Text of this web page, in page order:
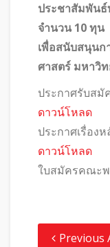
ประชาสัมพัน
จำนวน 10 ทุน
เพื่อสนับสนุนก
ศาสตร์ มหาวิ
ประกาศรับสมั
ดาวน์โหลด
ประกาศเรื่อง
ดาวน์โหลด
ใบสมัครคณะพ
Previous